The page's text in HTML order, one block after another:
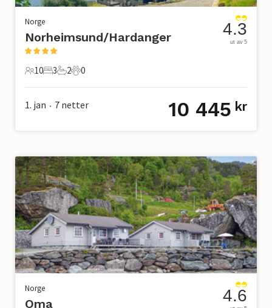
Norge
Norheimsund/Hardanger
10 Gjester
10
3 Soverom
3
2 Bad
2
0 Kjæledyr
0
4.3
ut av 5
1. jan • 7 netter 10 445 kr
Norge
Oma 4.6